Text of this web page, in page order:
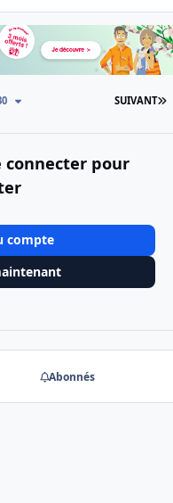
SUIVANT
connecter pour
compte
Abonnés